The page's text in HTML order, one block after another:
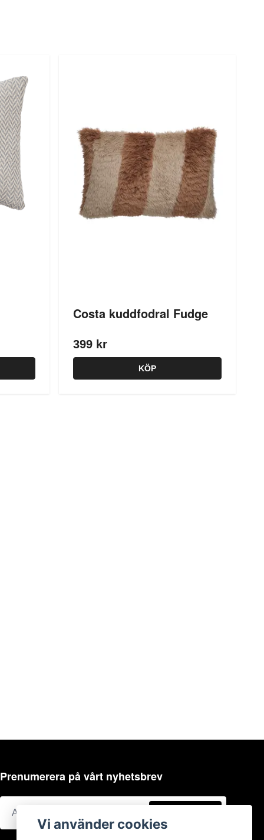
Costa kuddfodral Fudge
399 kr
KÖP
Prenumerera på vårt nyhetsbrev
Vi använder cookies